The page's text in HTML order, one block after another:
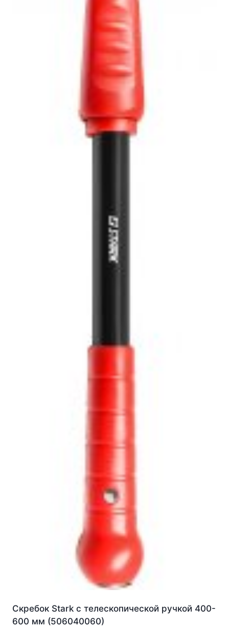
Скребок Stark с телескопической ручкой 400-
600 мм (506040060)